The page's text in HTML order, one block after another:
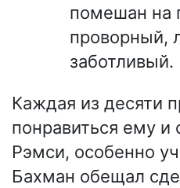
помешан на
проворный,
заботливый.
Каждая из десяти
понравиться ему и
Рэмси, особенно
Бахман обещал